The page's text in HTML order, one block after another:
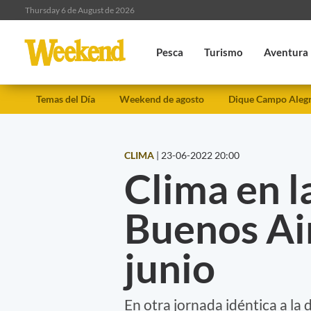
Thursday 6 de August de 2026
Pesca Turismo Aventura
Temas del Día Weekend de agosto Dique Campo
CLIMA | 23-06-2022 20:00
Clima en
Buenos
junio
En otra jornada idéntica a la